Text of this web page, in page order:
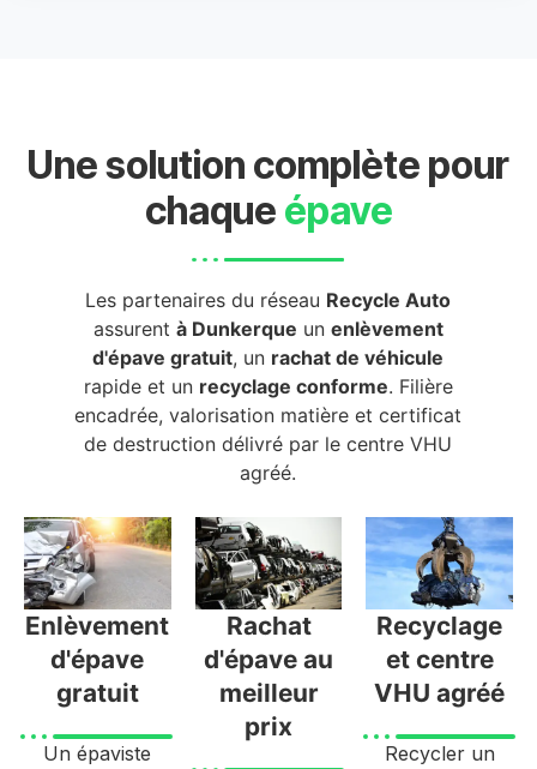
Une solution complète pour
chaque épave
Les partenaires du réseau Recycle Auto
assurent à Dunkerque un enlèvement
d'épave gratuit, un rachat de véhicule
rapide et un recyclage conforme. Filière
encadrée, valorisation matière et certificat
de destruction délivré par le centre VHU
agréé.
Enlèvement
d'épave
gratuit
Un épaviste
Rachat
d'épave au
meilleur
prix
Recyclage
et centre
VHU agréé
Recycler un